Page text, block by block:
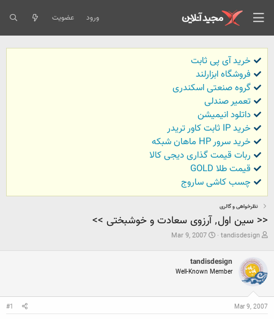
ورود عضویت
خرید آی پی ثابت
فروشگاه ابزارلند
گروه صنعتی اسکندری
تعمیر صندلی
داتلود انیمیشن
خرید IP ثابت کاور تریدر
خرید سرور HP ماهان شبکه
ربات قیمت گذاری دیجی کالا
قیمت طلا GOLD
چسب کاشی ساروج
نظرخواهی و گالری
<< سین اول٬ آرزوی سعادت و خوشبختی >>
ش
ع
ک
ن
د
ه
tandisdesign
ت
ی
خ
و
Mar 9, 2007
tandisdesign
Well-Known Member
Mar 9, 2007
#1